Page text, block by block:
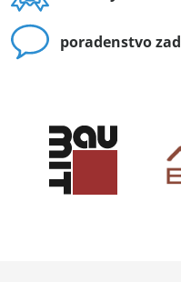
poradenstvo